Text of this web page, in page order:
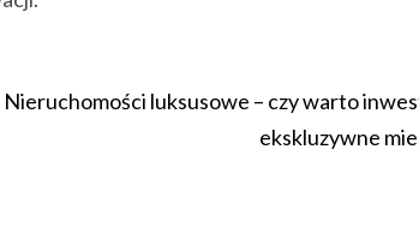
Nieruchomości luksusowe – czy warto
ekskluzywne